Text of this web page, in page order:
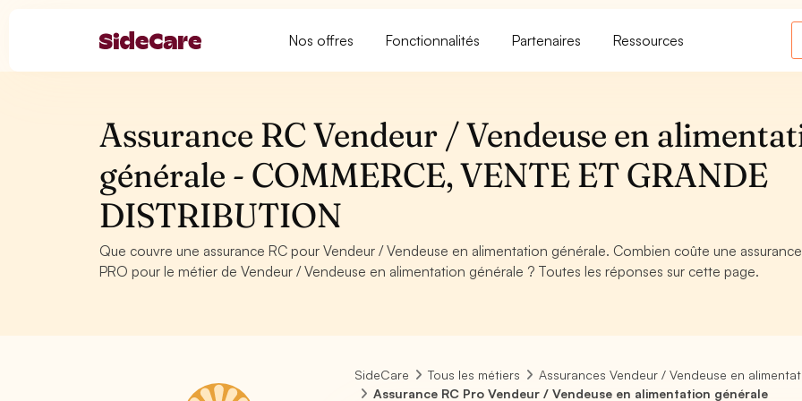
Nos offres Fonctionnalités Partenaires Ressources
Assurance RC Vendeur / Vendeuse en
générale - COMMERCE, VENTE ET GRANDE
DISTRIBUTION
Que couvre une assurance RC pour Vendeur / Vendeuse en alimentation générale. Combien coûte une
PRO pour le métier de Vendeur / Vendeuse en alimentation générale ? Toutes les réponses sur cette page.
SideCare Tous les métiers
Assurances Vendeur / Vendeuse en
Assurance RC Pro Vendeur / Vendeuse en alimentation générale